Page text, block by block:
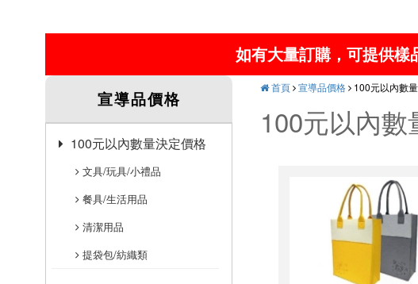
如有大量訂購，可提供樣
宣導品價格
100元以內數量決定價格
文具/玩具/小禮品
餐具/生活用品
清潔用品
提袋包/紡織類
首頁 宣導品價格 100元以內數
100元以內